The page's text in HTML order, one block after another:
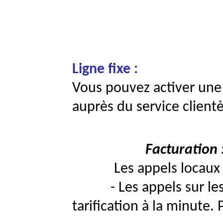
Ligne fixe :
Vous pouvez activer
auprès du service
Les appels locaux
- Les appels sur les
tarification à la minute.